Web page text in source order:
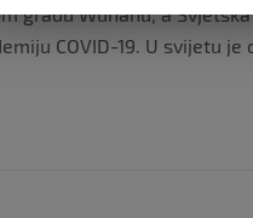
gradu Wuhanu, a
COVID-19. U svijetu